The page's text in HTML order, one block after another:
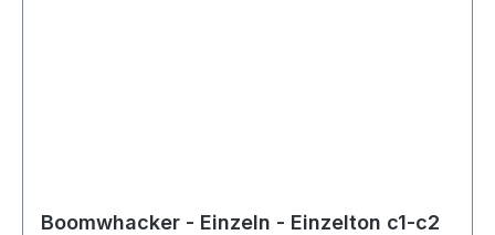
Boomwhacker - Einzeln - Einzelton c1-c2